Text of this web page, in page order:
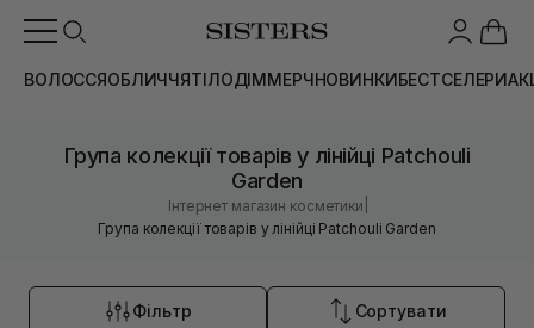
ВОЛОССЯОБЛИЧЧЯТІЛОДІММЕРЧНОВИНКИБЕСТСЕЛЕРИ
Група колекції товарів у лінійці Patchouli
Garden
Інтернет магазин косметики
Група колекції товарів у лінійці Patchouli Garden
Фільтр Сортувати